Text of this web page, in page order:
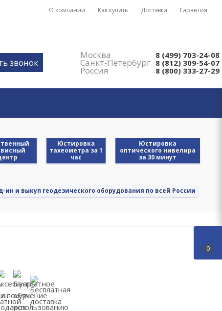
О компании Как купить Доставка Гарантия
звонок
Москва 8 (499) 703-24-08
Санкт-Петербург 8 (812) 309-54-07
Россия 8 (800) 333-27-29
ин и выкуп геодезического оборудования по всей России
Юстировка
тахеометра за 1
час
Юстировка
оптического нивелира
за 30 минут
0